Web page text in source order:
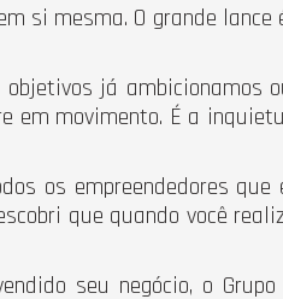
si mesma. O grande
já
em movimento. É a
os empreendedores
que quando você
seu negócio, o